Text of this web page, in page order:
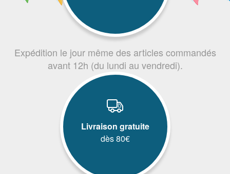
Expédition le jour même des articles commandés
avant 12h (du lundi au vendredi).
Livraison gratuite
dès 80€